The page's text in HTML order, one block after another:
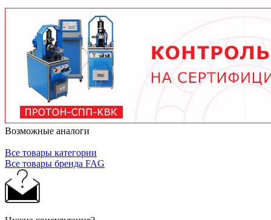
тяжелых условиях до 2 лет при нормальной
эксплуатации. Используйте только
рекомендованные производителем смазочные
материалы.
Возможные аналоги
Все товары категории
Все товары бренда FAG